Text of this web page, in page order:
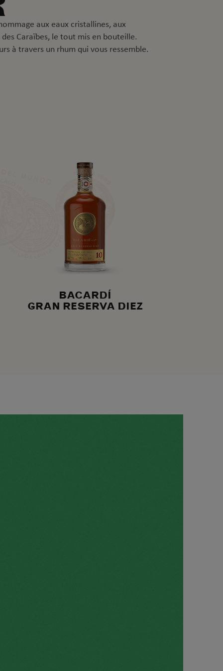
aux eaux cristallines, aux
Caraïbes, le tout mis en bouteille.
à travers un rhum qui vous ressemble.
BACARDÍ
GRAN RESERVA DIEZ